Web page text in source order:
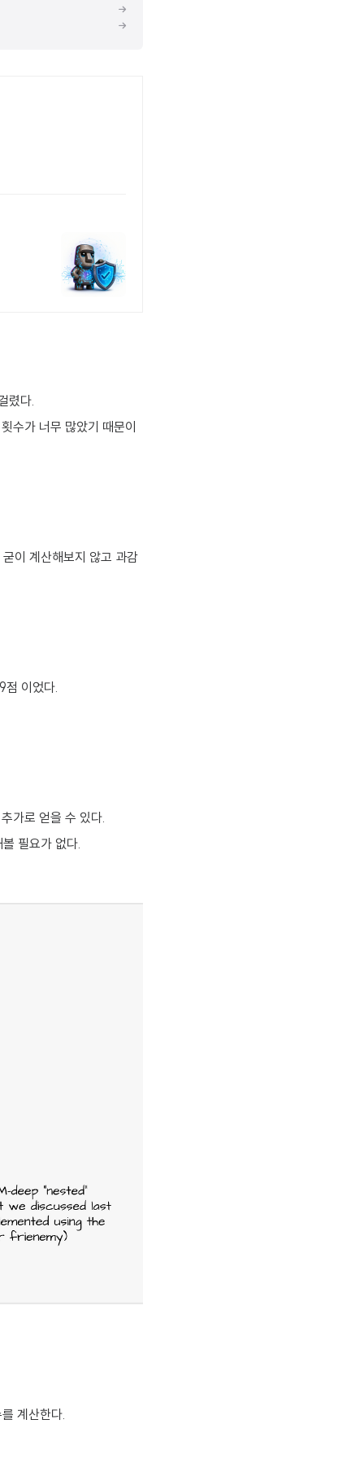
렸다.
수가 너무 많았기 때문이
이 계산해보지 않고 과감
점 이었다.
가로 얻을 수 있다.
필요가 없다.
계산한다.